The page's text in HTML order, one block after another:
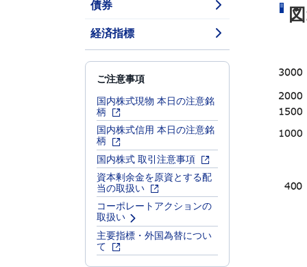
債券
経済指標
ご注意事項
国内株式現物 本日の注意銘
柄
国内株式信用 本日の注意銘
柄
国内株式 取引注意事項
資本剰余金を原資とする配
当の取扱い
コーポレートアクションの
取扱い
主要指標・外国為替につい
て